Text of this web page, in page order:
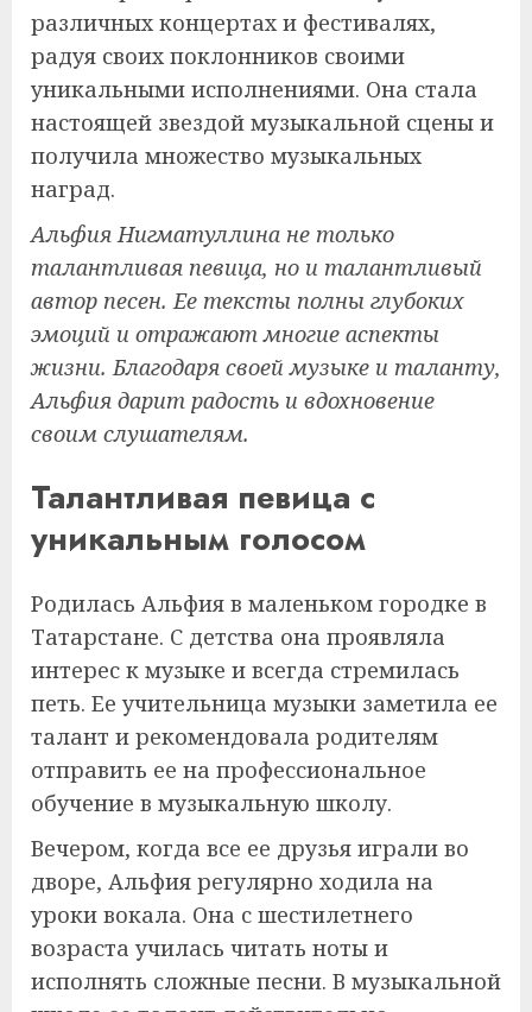
различных концертах и фестивалях,
радуя своих поклонников своими
уникальными исполнениями. Она стала
настоящей звездой музыкальной сцены и
получила множество музыкальных
наград.
Альфия Нигматуллина не только
талантливая певица, но и талантливый
автор песен. Ее тексты полны глубоких
эмоций и отражают многие аспекты
жизни. Благодаря своей музыке и таланту,
Альфия дарит радость и вдохновение
своим слушателям.
Талантливая певица с
уникальным голосом
Родилась Альфия в маленьком городке в
Татарстане. С детства она проявляла
интерес к музыке и всегда стремилась
петь. Ее учительница музыки заметила ее
талант и рекомендовала родителям
отправить ее на профессиональное
обучение в музыкальную школу.
Вечером, когда все ее друзья играли во
дворе, Альфия регулярно ходила на
уроки вокала. Она с шестилетнего
возраста училась читать ноты и
исполнять сложные песни. В музыкальной